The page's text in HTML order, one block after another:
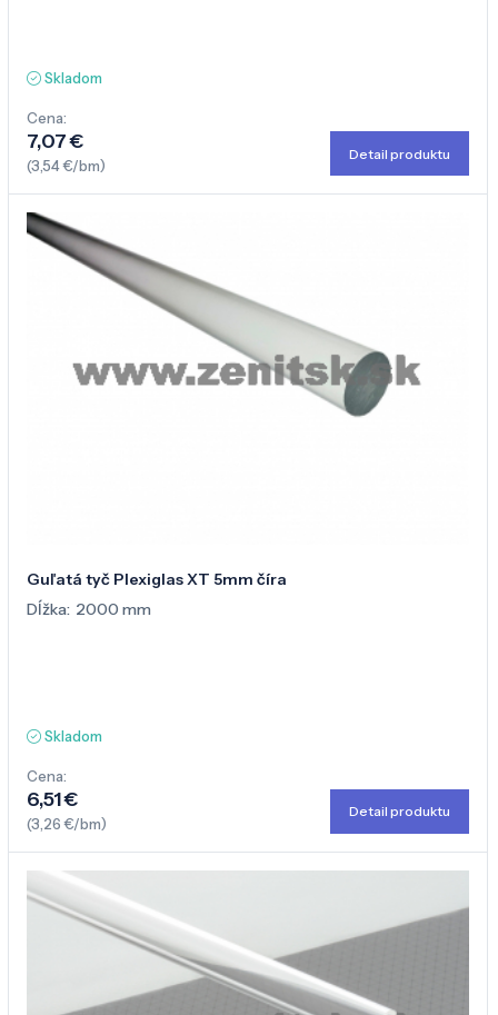
Skladom
Cena:
7,07 €
(3,54 €/bm)
Detail produktu
Guľatá tyč Plexiglas XT 5mm číra
Dĺžka: 2000 mm
Skladom
Cena:
6,51 €
(3,26 €/bm)
Detail produktu